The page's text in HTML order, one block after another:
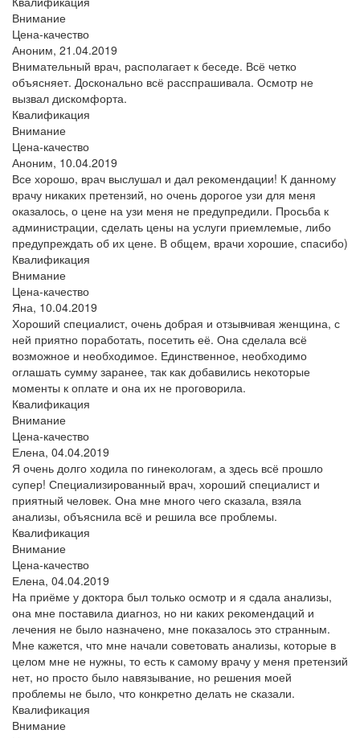
Внимание
Цена-качество
Аноним, 21.04.2019
Внимательный врач, располагает к беседе. Всё четко
объясняет. Досконально всё расспрашивала. Осмотр не
вызвал дискомфорта.
Квалификация
Внимание
Цена-качество
Аноним, 10.04.2019
Все хорошо, врач выслушал и дал рекомендации! К данному
врачу никаких претензий, но очень дорогое узи для меня
оказалось, о цене на узи меня не предупредили. Просьба к
администрации, сделать цены на услуги приемлемые, либо
предупреждать об их цене. В общем, врачи хорошие, спасибо)
Квалификация
Внимание
Цена-качество
Яна, 10.04.2019
Хороший специалист, очень добрая и отзывчивая женщина, с
ней приятно поработать, посетить её. Она сделала всё
возможное и необходимое. Единственное, необходимо
оглашать сумму заранее, так как добавились некоторые
моменты к оплате и она их не проговорила.
Квалификация
Внимание
Цена-качество
Елена, 04.04.2019
Я очень долго ходила по гинекологам, а здесь всё прошло
супер! Специализированный врач, хороший специалист и
приятный человек. Она мне много чего сказала, взяла
анализы, объяснила всё и решила все проблемы.
Квалификация
Внимание
Цена-качество
Елена, 04.04.2019
На приёме у доктора был только осмотр и я сдала анализы,
она мне поставила диагноз, но ни каких рекомендаций и
лечения не было назначено, мне показалось это странным.
Мне кажется, что мне начали советовать анализы, которые в
целом мне не нужны, то есть к самому врачу у меня претензий
нет, но просто было навязывание, но решения моей
проблемы не было, что конкретно делать не сказали.
Квалификация
Внимание